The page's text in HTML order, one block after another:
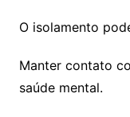
O isolamento
Manter contato
saúde mental.